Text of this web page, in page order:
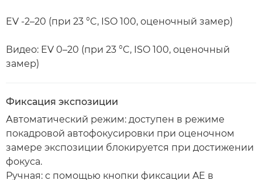
EV -2–20 (при 23 °C, ISO 100, оценочный замер)
Видео: EV 0–20 (при 23 °C, ISO 100, оценочный
замер)
Фиксация экспозиции
Автоматический режим: доступен в режиме
покадровой автофокусировки при оценочном
замере экспозиции блокируется при достижении
фокуса.
Ручная: с помощью кнопки фиксации AE в